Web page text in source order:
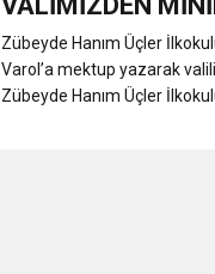
Zübeyde Hanım Üçler
Varol’a mektup yazarak
Zübeyde Hanım Üçler İlkokulu